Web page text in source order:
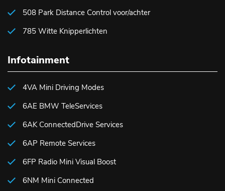
508 Park Distance Control voor/achter
785 Witte Knipperlichten
Infotainment
4VA Mini Driving Modes
6AE BMW TeleServices
6AK ConnectedDrive Services
6AP Remote Services
6FP Radio Mini Visual Boost
6NM Mini Connected